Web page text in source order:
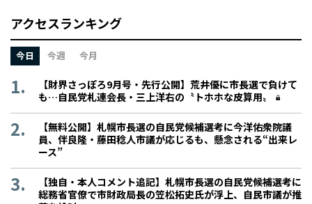
アクセスランキング
今日 今週 今月
【財界さっぽろ9月号・先行公開】荒井優に市長選で負けて
も…自民党札連会長・三上洋右の〝トホホな皮算用〟
【無料公開】札幌市長選の自民党候補選考に今洋佑衆院議
員、伴良隆・藤田稔人市議が応じるも、懸念される“出来レ
ース”
【独自・本人コメント追記】札幌市長選の自民党候補選考に
総務省官僚で市財政局長の笠松拓史氏が浮上、自民市議が推